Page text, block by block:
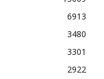
6913
3480
3301
2922